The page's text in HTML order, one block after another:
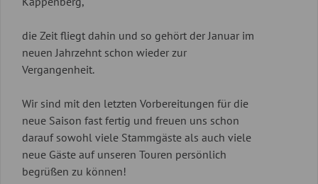
die Zeit fliegt dahin und so gehört der Januar im
neuen Jahrzehnt schon wieder zur
Vergangenheit.
Wir sind mit den letzten Vorbereitungen für die
neue Saison fast fertig und freuen uns schon
darauf sowohl viele Stammgäste als auch viele
neue Gäste auf unseren Touren persönlich
begrüßen zu können!